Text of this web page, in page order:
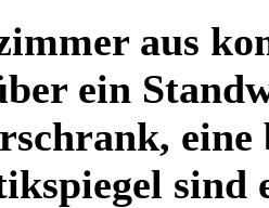
aus
ein
eine
sind